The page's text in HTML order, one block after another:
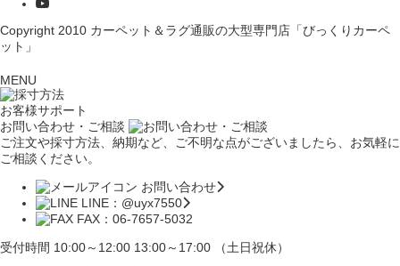
Copyright 2010 カーペット＆ラグ通販の大型専門店「びっくりカーペ
ット」
MENU
お客様サポート
お問い合わせ・ご相談
ご注文や採寸方法、納期など、ご不明な点がございましたら、お気軽に
ご相談ください。
お問い合わせ
LINE：@uyx7550
FAX：06-7657-5032
受付時間 10:00～12:00 13:00～17:00 （土日祝休）